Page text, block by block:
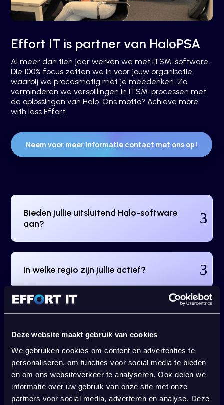
Deze website maakt gebruik van cookies
We gebruiken cookies om content en advertenties te
personaliseren, om functies voor social media te bieden
en om ons websiteverkeer te analyseren. Ook delen we
informatie over uw gebruik van onze site met onze
partners voor social media, adverteren en analyse. Deze
Effort IT is partner van HaloPSA
Al meer dan tien jaar werken we met ITSM-software.
Die 100% focus zetten we in voor jouw organisatie,
waarbij we procesmatig met je meedenken. Zo
verminderen we verspillingen in ITSM-processen met
de oplossingen van Halo. Ons motto? Achieve more
with less Effort.
Neem voor meer informatie contact met ons op!
Bieden jullie uitsluitend Halo-software
aan?
In welke regio zijn jullie actief?
Waar worden onze gegevens binnen
Is projectmanagement onderdeel van een
implementatietraject?